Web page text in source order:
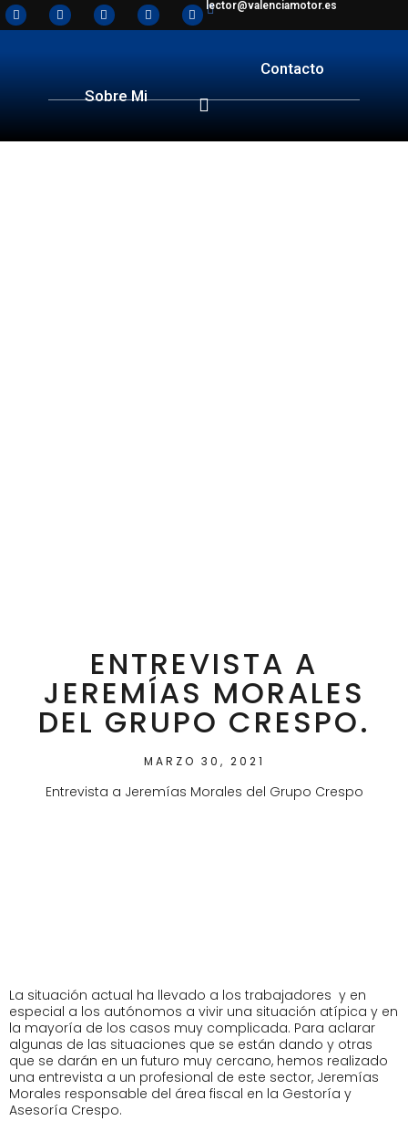
lector@valenciamotor.es
Sobre Mi
Contacto
ENTREVISTA A
JEREMÍAS MORALES
DEL GRUPO CRESPO.
MARZO 30, 2021
Entrevista a Jeremías Morales del Grupo Crespo
La situación actual ha llevado a los trabajadores y en
especial a los autónomos a vivir una situación atípica y en
la mayoría de los casos muy complicada. Para aclarar
algunas de las situaciones que se están dando y otras
que se darán en un futuro muy cercano, hemos realizado
una entrevista a un profesional de este sector, Jeremías
Morales responsable del área fiscal en la Gestoría y
Asesoría Crespo.